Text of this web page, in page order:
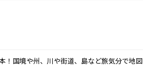
！国境や州、川や街道、島など旅気分で地図